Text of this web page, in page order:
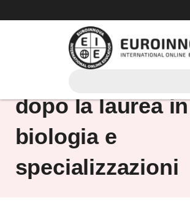
al
Sbocchi lavorativi
dopo la laurea in
biologia e
specializzazioni